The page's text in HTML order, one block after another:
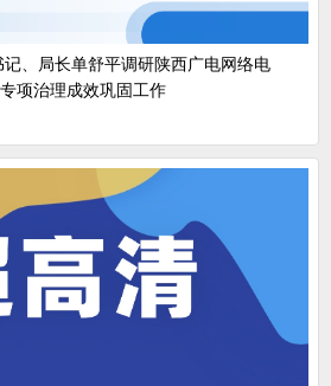
、局长单舒平调研陕西广电网络电
项治理成效巩固工作